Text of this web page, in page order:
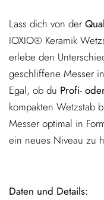
Lass dich von der
IOXIO® Keramik
erlebe den
geschliffene Messer
Egal, ob du Profi-
kompakten Wetzstab
Messer optimal in
ein neues Niveau zu
Daten und Details: